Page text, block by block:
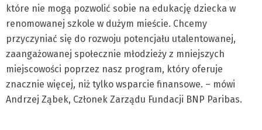
które nie mogą pozwolić sobie na edukację dziecka w
renomowanej szkole w dużym mieście. Chcemy
przyczyniać się do rozwoju potencjału utalentowanej,
zaangażowanej społecznie młodzieży z mniejszych
miejscowości poprzez nasz program, który oferuje
znacznie więcej, niż tylko wsparcie finansowe. – mówi
Andrzej Ząbek, Członek Zarządu Fundacji BNP Paribas.